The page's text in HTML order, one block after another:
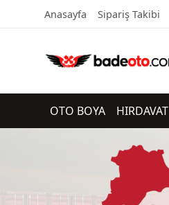
Anasayfa Sipariş Takibi
OTO BOYA HIRDAVAT